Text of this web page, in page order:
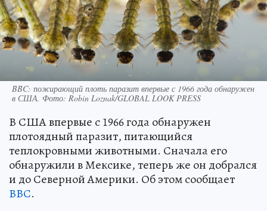
BBC: пожирающий плоть паразит впервые с 1966 года обнаружен
в США. Фото: Robin Loznak/GLOBAL LOOK PRESS
В США впервые с 1966 года обнаружен
плотоядный паразит, питающийся
теплокровными животными. Сначала его
обнаружили в Мексике, теперь же он добрался
и до Северной Америки. Об этом сообщает
ВВС.